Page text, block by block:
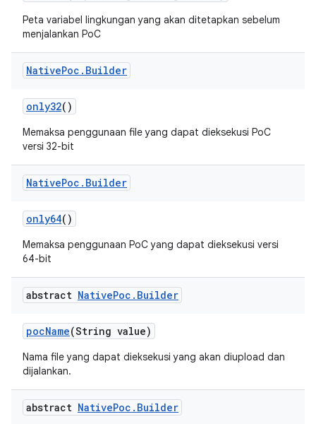
Peta variabel lingkungan yang akan ditetapkan sebelum
menjalankan PoC
NativePoc . Builder
only32()
Memaksa penggunaan file yang dapat dieksekusi PoC
versi 32-bit
NativePoc . Builder
only64()
Memaksa penggunaan PoC yang dapat dieksekusi versi
64-bit
abstract NativePoc . Builder
pocName(String value)
Nama file yang dapat dieksekusi yang akan diupload dan
dijalankan.
abstract NativePoc . Builder